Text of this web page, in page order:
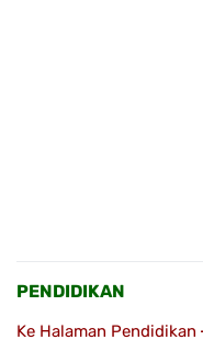
PENDIDIKAN
Ke Halaman Pendidikan